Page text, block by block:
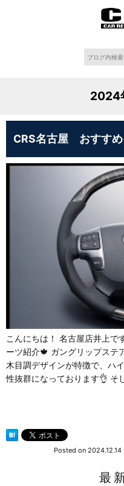
2024
CRS名古屋 おすすめ
こんにちは！ 名古屋店井上で
ーツ紹介🍁 ガングリップステ
木目調デザインが特徴で、ハ
性抜群になっております👌 そ
Posted on
最